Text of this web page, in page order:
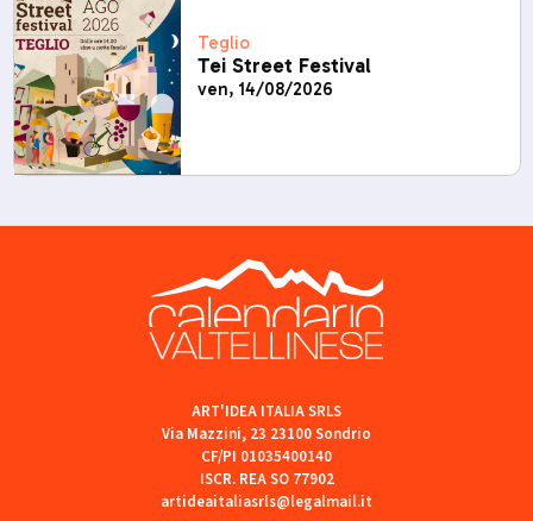
Teglio
Tei Street Festival
ven, 14/08/2026
ART'IDEA ITALIA SRLS
Via Mazzini, 23 23100 Sondrio
CF/PI 01035400140
ISCR. REA SO 77902
artideaitaliasrls@legalmail.it